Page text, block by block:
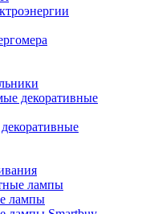
декоративные
лампы
лампы